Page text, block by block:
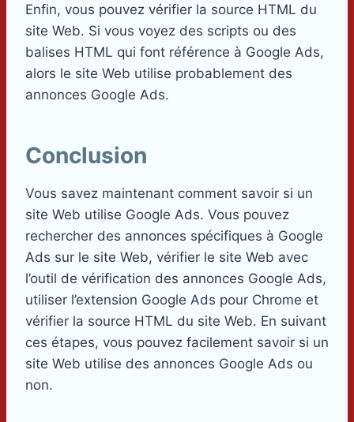
Enfin, vous pouvez vérifier la source HTML du
site Web. Si vous voyez des scripts ou des
balises HTML qui font référence à Google Ads,
alors le site Web utilise probablement des
annonces Google Ads.
Conclusion
Vous savez maintenant comment savoir si un
site Web utilise Google Ads. Vous pouvez
rechercher des annonces spécifiques à Google
Ads sur le site Web, vérifier le site Web avec
l’outil de vérification des annonces Google Ads,
utiliser l’extension Google Ads pour Chrome et
vérifier la source HTML du site Web. En suivant
ces étapes, vous pouvez facilement savoir si un
site Web utilise des annonces Google Ads ou
non.